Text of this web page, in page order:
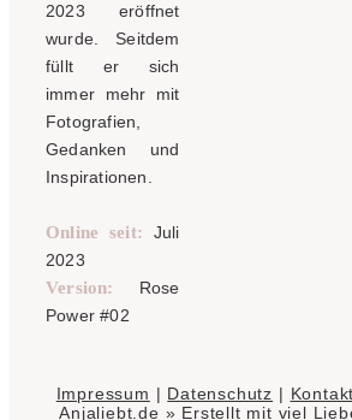
2023 eröffnet
wurde. Seitdem
füllt er sich
immer mehr mit
Fotografien,
Gedanken und
Inspirationen.
Online seit: Juli
2023
Version:
Rose
Power #02
Impressum | Datenschutz | Kontakt
Anjaliebt.de » Erstellt mit viel